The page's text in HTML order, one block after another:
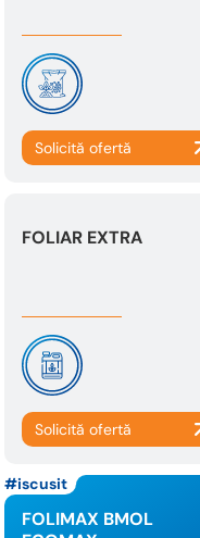
FOLIAR EXTRA
iscusit
FOLIMAX BMOL